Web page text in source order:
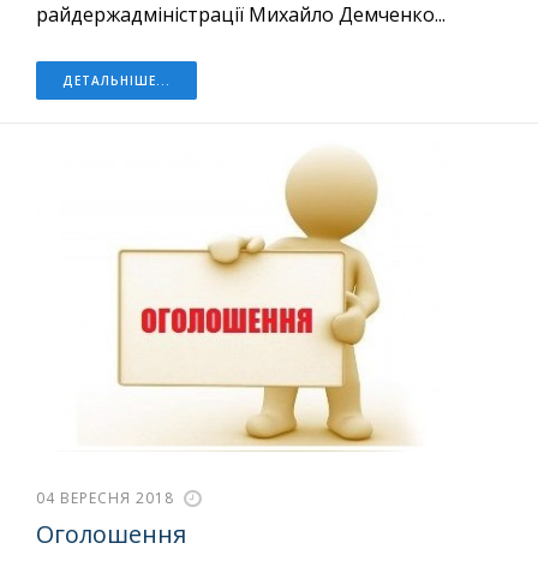
райдержадміністрації Михайло Демченко...
ДЕТАЛЬНІШЕ...
04 ВЕРЕСНЯ 2018
Оголошення